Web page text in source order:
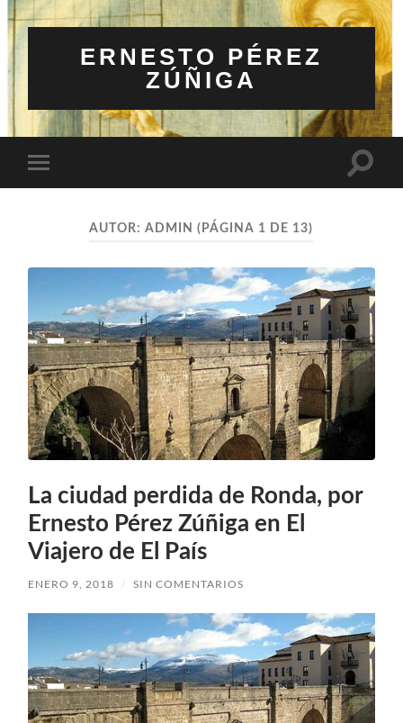
ERNESTO PÉREZ
ZÚÑIGA
Alternar
el
AUTOR:ADMIN (PÁGINA 1 DE 13)
La ciudad perdida de Ronda, por
Ernesto Pérez Zúñiga en El
Viajero de El País
ENERO 9, 2018 / SIN COMENTARIOS